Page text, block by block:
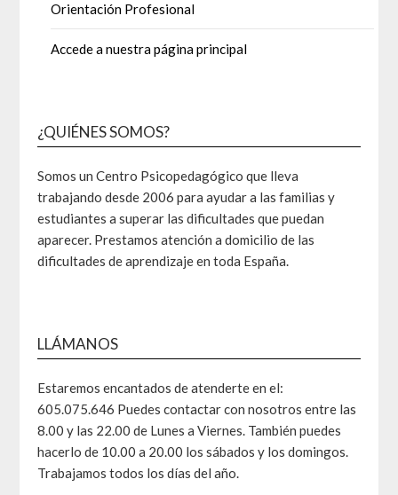
Orientación Profesional
Accede a nuestra página principal
¿QUIÉNES SOMOS?
Somos un Centro Psicopedagógico que lleva
trabajando desde 2006 para ayudar a las familias y
estudiantes a superar las dificultades que puedan
aparecer. Prestamos atención a domicilio de las
dificultades de aprendizaje en toda España.
LLÁMANOS
Estaremos encantados de atenderte en el:
605.075.646 Puedes contactar con nosotros entre las
8.00 y las 22.00 de Lunes a Viernes. También puedes
hacerlo de 10.00 a 20.00 los sábados y los domingos.
Trabajamos todos los días del año.